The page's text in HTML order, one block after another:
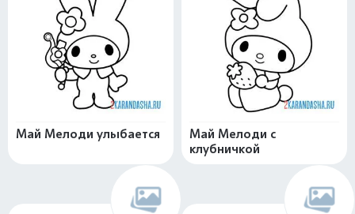
Май Мелоди улыбается
Май Мелоди с
клубничкой